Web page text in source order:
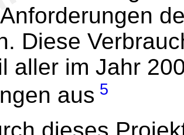
Diese
aller im Jahr
aus 5